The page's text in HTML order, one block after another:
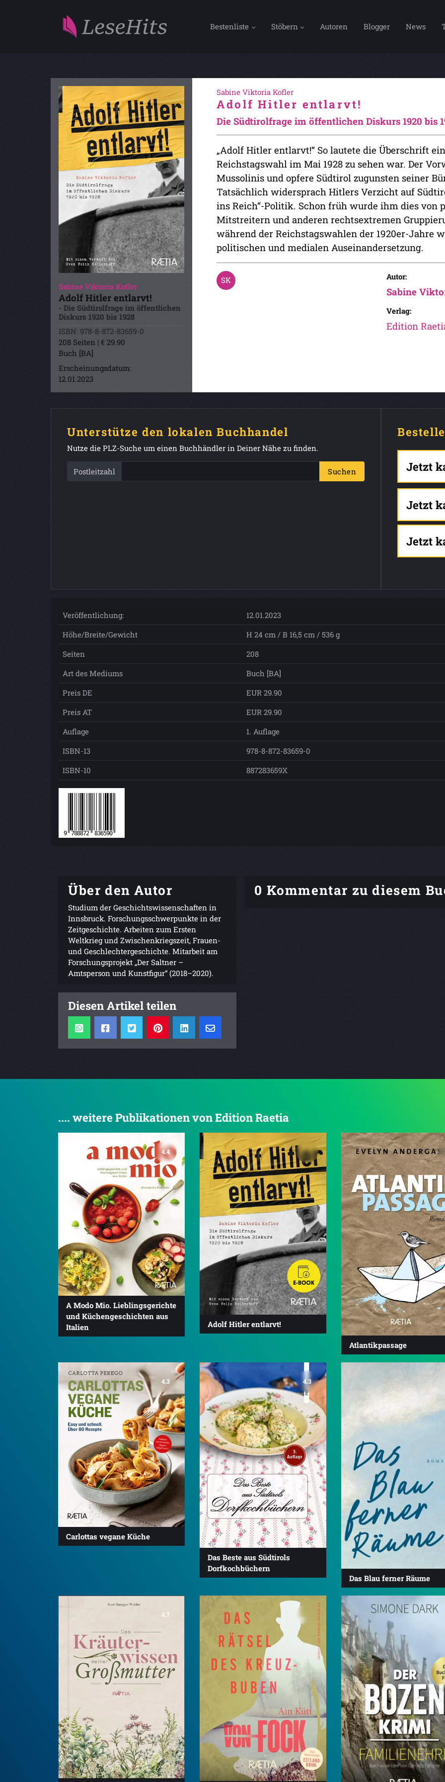
Bestenliste Stöbern Autoren Blogger News
Sabine Viktoria Kofler
Adolf Hitler entlarvt!
- Die Südtirolfrage im öffentlichen
Diskurs 1920 bis 1928
ISBN: 978-8-872-83659-0
208 Seiten | € 29.90
Buch [BA]
Erscheinungsdatum:
12.01.2023
Sabine Viktoria Kofler
Adolf Hitler entlarvt!
Die Südtirolfrage im öffentlichen Diskurs 1920 bis
„Adolf Hitler entlarvt!“ So lautete die Überschrift
Reichstagswahl im Mai 1928 zu sehen war. Der
Mussolinis und opfere Südtirol zugunsten seiner
Tatsächlich widersprach Hitlers Verzicht auf
ins Reich“-Politik. Schon früh wurde ihm dies von
Mitstreitern und anderen rechtsextremen
während der Reichstagswahlen der 1920er-Jahre
politischen und medialen Auseinandersetzung.
Autor:
Sabine
Verlag:
Edition
Unterstütze den lokalen Buchhandel
Nutze die PLZ-Suche um einen Buchhändler in Deiner Nähe zu finden.
Postleitzahl Suchen Jetzt
Jetzt
Jetzt
Veröffentlichung:
12.01.2023
Höhe/Breite/Gewicht
H 24 cm / B 16,5 cm / 536 g
Seiten
208
Art des Mediums
Buch [BA]
Preis DE
EUR 29.90
Preis AT
EUR 29.90
Auflage
1. Auflage
ISBN-13
978-8-872-83659-0
ISBN-10
887283659X
Über den Autor
Studium der Geschichtswissenschaften in
Innsbruck. Forschungsschwerpunkte in der
Zeitgeschichte. Arbeiten zum Ersten
Weltkrieg und Zwischenkriegszeit, Frauen-
und Geschlechtergeschichte. Mitarbeit am
Forschungsprojekt „Der Saltner –
Amtsperson und Kunstfigur“ (2018–2020).
Diesen Artikel teilen
0 Kommentar zu diesem
.... weitere Publikationen von Edition Raetia
4.4
A Modo Mio. Lieblingsgerichte
und Küchengeschichten aus
Italien
Adolf Hitler entlarvt!
Atlantikpassage
4.3
Carlottas vegane Küche
4.3
Das Beste aus Südtirols
Dorfkochbüchern
Das Blau ferner Räume
4.7